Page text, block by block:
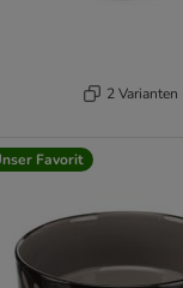
2 Varianten
Favorit